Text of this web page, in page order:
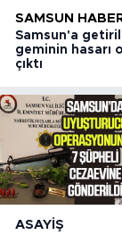
SAMSUN
Samsun'a
geminin hasarı
çıktı
ASAYIŞ